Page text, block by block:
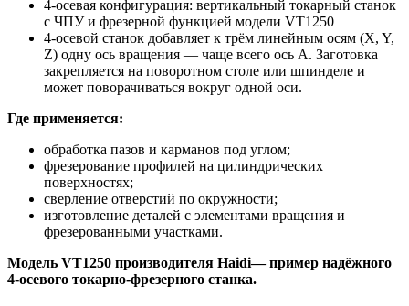
4‑осевая конфигурация: вертикальный токарный станок
с ЧПУ и фрезерной функцией модели VT1250
4‑осевой станок добавляет к трём линейным осям (X, Y,
Z) одну ось вращения — чаще всего ось A. Заготовка
закрепляется на поворотном столе или шпинделе и
может поворачиваться вокруг одной оси.
Где применяется:
обработка пазов и карманов под углом;
фрезерование профилей на цилиндрических
поверхностях;
сверление отверстий по окружности;
изготовление деталей с элементами вращения и
фрезерованными участками.
Модель VT1250 производителя Haidi— пример надёжного
4‑осевого токарно‑фрезерного станка.